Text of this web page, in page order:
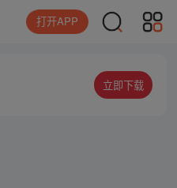
打开APP
立即下载